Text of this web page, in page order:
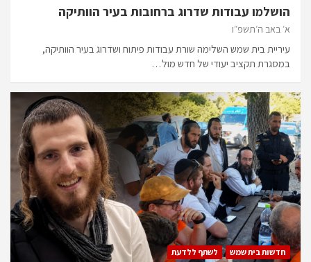
הושלמו עבודות שדרוג ברחובות בעיר הוותיקה
א׳ באב ה׳תשפ״ו
עיריית בית שמש השלימה שורת עבודות פיתוח ושדרוג בעיר הוותיקה,
במסגרת תקציב יעודי של חדש מול…
חדשות בית שמש לשתף ללדעת